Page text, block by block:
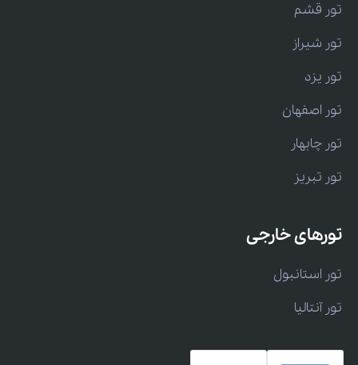
تور قشم
تور شیراز
تور یزد
تور اصفهان
تور چابهار
تور تبریز
تورهای خارجی
تور استانبول
تور آنتالیا